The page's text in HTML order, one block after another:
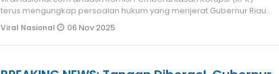
terus mengungkap persoalan hukum yang menjerat Gubernur Riau
Abdul Wahid saat
Viral Nasional 06 Nov 2025